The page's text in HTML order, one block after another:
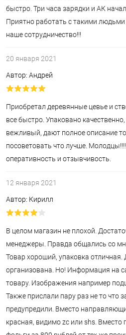
быстро. Три часа зарядки и АК
Приятно работать с такими
наше сотрудничество!!!
20 января 2021
Автор: Андрей
Приобретал деревянные цевье и
все быстро. Упаковано
вежливый, дают полное описание
посоветовать что лучше.
оперативность и отзывчивость.
12 января 2021
Автор: Кирилл
В целом магазин не плохой.
менеджеры. Правда общались со
Товар хороший, упаковка отличная.
организована. Но! Информация на
товару. Изображения например
Также прислали пару раз не то что
предупредили. Вместо
красная, видимо zc или shs. Вместо